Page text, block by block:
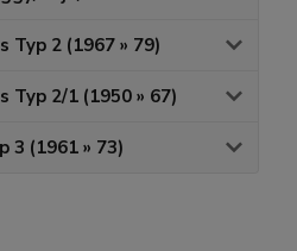
Typ 2 (1967 » 79)
Typ 2/1 (1950 » 67)
3 (1961 » 73)